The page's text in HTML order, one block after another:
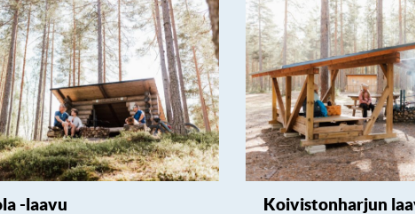
-laavu Koivistonharjun